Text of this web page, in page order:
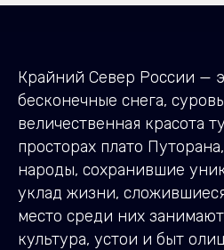
Крайний Север России —
бесконечные снега,
величественная красота
просторах плато
народы, сохранившие
уклад жизни,
место среди них
культура, устои и быт